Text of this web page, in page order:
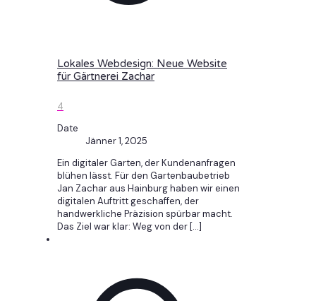
Lokales Webdesign: Neue Website
für Gärtnerei Zachar
4
Date
Jänner 1, 2025
Ein digitaler Garten, der Kundenanfragen
blühen lässt. Für den Gartenbaubetrieb
Jan Zachar aus Hainburg haben wir einen
digitalen Auftritt geschaffen, der
handwerkliche Präzision spürbar macht.
Das Ziel war klar: Weg von der […]